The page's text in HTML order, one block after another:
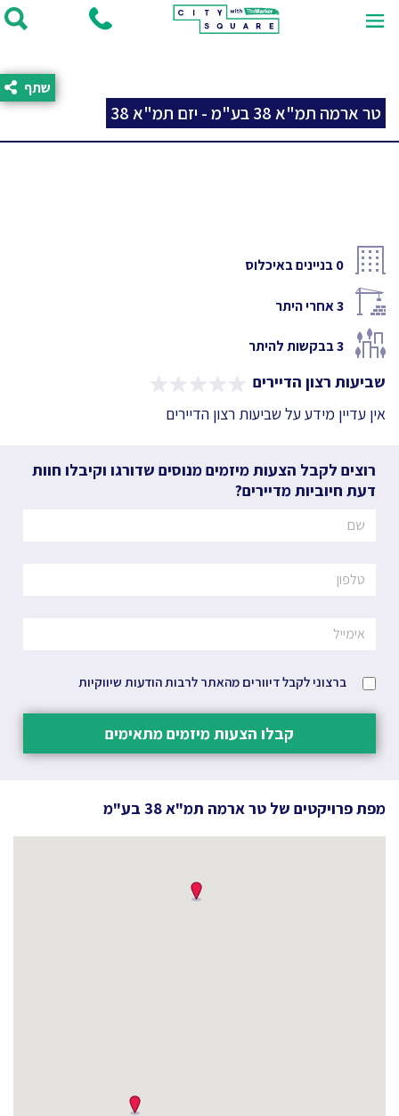
טר ארמה תמ"א 38 בע"מ - יזם תמ"א 38
שתף
0בניינים באיכלוס
3אחרי היתר
3בבקשות להיתר
שביעות רצון הדיירים
אין עדיין מידע על שביעות רצון הדיירים
רוצים לקבל הצעות מיזמים מנוסים שדורגו וקיבלו חוות
דעת חיוביות מדיירים?
ברצוני לקבל דיוורים מהאתר לרבות הודעות שיווקיות
קבלו הצעות מיזמים מתאימים
מפת פרויקטים של טר ארמה תמ"א 38 בע"מ